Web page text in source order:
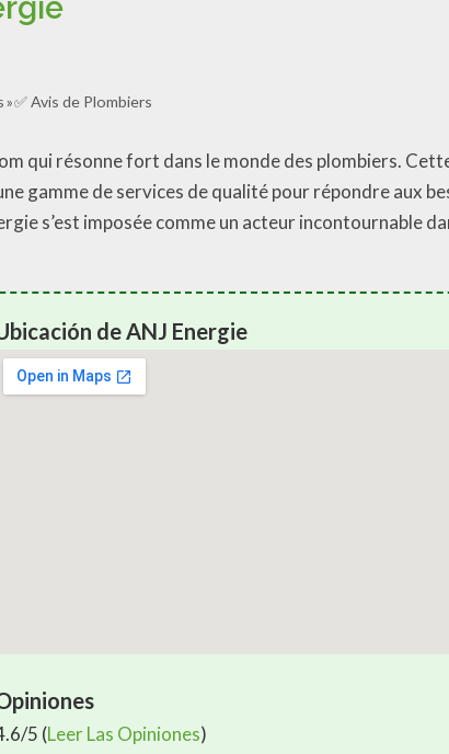
✅ Avis de Plombiers
qui résonne fort dans le monde des plombiers.
gamme de services de qualité pour répondre aux
s’est imposée comme un acteur incontournable
de ANJ Energie
5 (Leer Las Opiniones)